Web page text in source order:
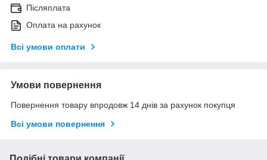
Післяплата
Оплата на рахунок
Всі умови оплати
Умови повернення
Повернення товару впродовж 14 днів за рахунок покупця
Всі умови повернення